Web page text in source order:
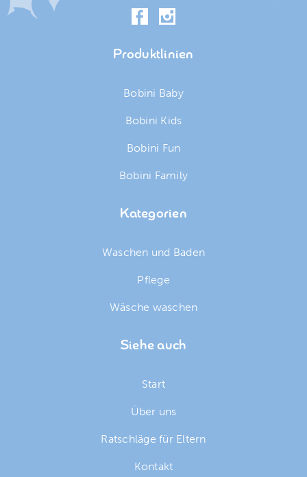
Produktlinien
Bobini Baby
Bobini Kids
Bobini Fun
Bobini Family
Kategorien
Waschen und Baden
Pflege
Wäsche waschen
Siehe auch
Start
Über uns
Ratschläge für Eltern
Kontakt